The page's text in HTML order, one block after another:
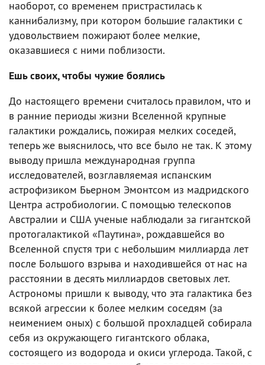
наоборот, со временем пристрастилась к
каннибализму, при котором большие галактики с
удовольствием пожирают более мелкие,
оказавшиеся с ними поблизости.
Ешь своих, чтобы чужие боялись
До настоящего времени считалось правилом, что и
в ранние периоды жизни Вселенной крупные
галактики рождались, пожирая мелких соседей,
теперь же выяснилось, что все было не так. К этому
выводу пришла международная группа
исследователей, возглавляемая испанским
астрофизиком Бьерном Эмонтсом из мадридского
Центра астробиологии. С помощью телескопов
Австралии и США ученые наблюдали за гигантской
протогалактикой «Паутина», рождавшейся во
Вселенной спустя три с небольшим миллиарда лет
после Большого взрыва и находившейся от нас на
расстоянии в десять миллиардов световых лет.
Астрономы пришли к выводу, что эта галактика без
всякой агрессии к более мелким соседям (за
неимением оных) с большой прохладцей собирала
себя из окружающего гигантского облака,
состоящего из водорода и окиси углерода. Такой, с